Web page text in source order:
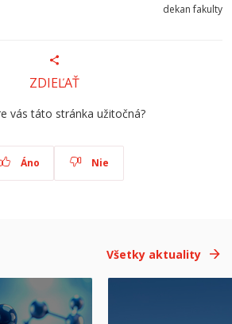
dekan fakulty
ZDIEĽAŤ
vás táto stránka užitočná?
Áno Nie
Všetky aktuality